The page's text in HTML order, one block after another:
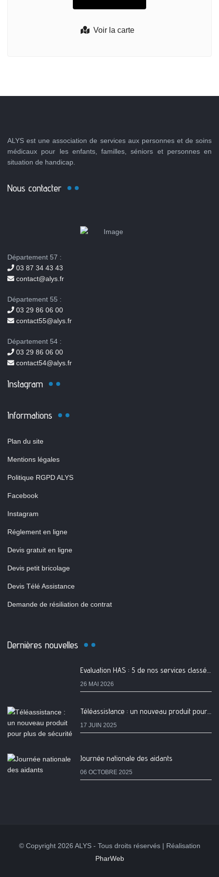
Voir la carte
ALYS est une association de services aux personnes et de soins
médicaux pour les enfants, familles, séniors et personnes en
situation de handicap.
Nous contacter
Département 57 :
03 87 34 43 43
contact@alys.fr
Département 55 :
03 29 86 06 00
contact55@alys.fr
Département 54 :
03 29 86 06 00
contact54@alys.fr
Instagram
Informations
Plan du site
Mentions légales
Politique RGPD ALYS
Facebook
Instagram
Réglement en ligne
Devis gratuit en ligne
Devis petit bricolage
Devis Télé Assistance
Demande de résiliation de contrat
Dernières nouvelles
Evaluation HAS : 5 de nos services classés A
26 MAI 2026
Téléassistance : un nouveau produit pour plus de sécurité
17 JUIN 2025
Journée nationale des aidants
06 OCTOBRE 2025
© Copyright 2026 ALYS - Tous droits réservés | Réalisation
PharWeb